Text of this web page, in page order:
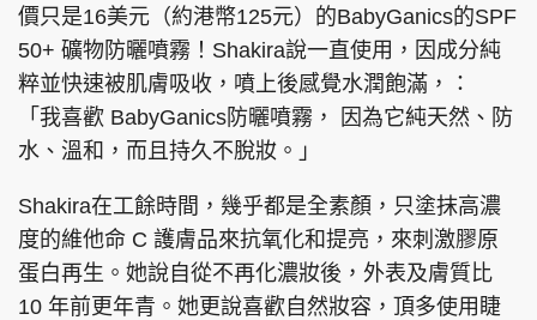
頭條搵工 EDUPLUS
關於我們
聯絡我們
隱私政策聲明
使用條款
版權及免責聲明
價只是16美元（約港幣125元）的BabyGanics的SPF
50+ 礦物防曬噴霧！Shakira說一直使用，因成分純
粹並快速被肌膚吸收，噴上後感覺水潤飽滿，：
「我喜歡 BabyGanics防曬噴霧， 因為它純天然、防
水、溫和，而且持久不脫妝。」
Shakira在工餘時間，幾乎都是全素顏，只塗抹高濃
度的維他命 C 護膚品來抗氧化和提亮，來刺激膠原
蛋白再生。她說自從不再化濃妝後，外表及膚質比
10 年前更年青。她更說喜歡自然妝容，頂多使用睫